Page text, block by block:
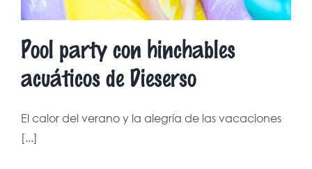
Pool party con hinchables
acuáticos de Dieserso
El calor del verano y la alegría de las vacaciones
[...]